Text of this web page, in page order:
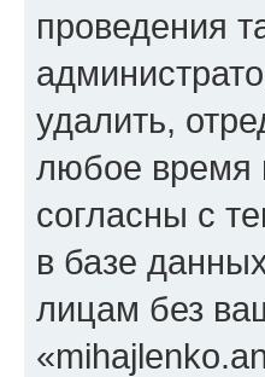
проведения
удалить,
любое время
согласны с
в базе
лицам без